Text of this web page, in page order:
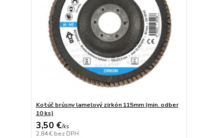
Kotúč brúsny lamelový zirkón 115mm (min. odber
10 ks)
3,50 €/ks
2,84 € bez DPH